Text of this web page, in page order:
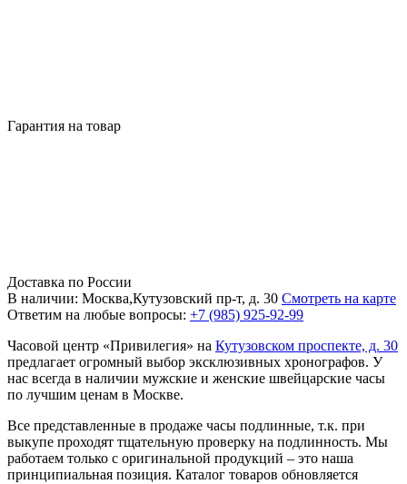
Гарантия на товар
Доставка по России
В наличии: Москва,Кутузовский пр-т, д. 30 Смотреть на карте
Ответим на любые вопросы: +7 (985) 925-92-99
Часовой центр «Привилегия» на Кутузовском проспекте, д. 30
предлагает огромный выбор эксклюзивных хронографов. У
нас всегда в наличии мужские и женские швейцарские часы
по лучшим ценам в Москве.
Все представленные в продаже часы подлинные, т.к. при
выкупе проходят тщательную проверку на подлинность. Мы
работаем только с оригинальной продукций – это наша
принципиальная позиция. Каталог товаров обновляется